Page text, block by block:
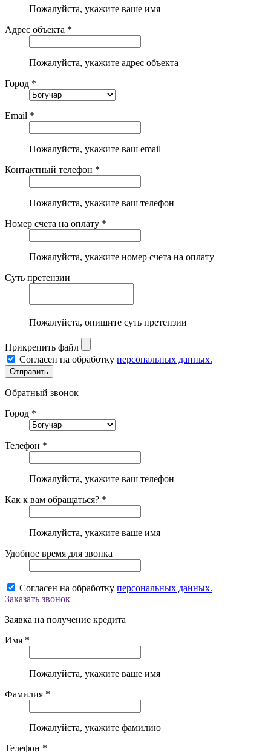
Пожалуйста, укажите ваше имя
Адрес объекта *
Пожалуйста, укажите адрес объекта
Город *
Email *
Пожалуйста, укажите ваш email
Контактный телефон *
Пожалуйста, укажите ваш телефон
Номер счета на оплату *
Пожалуйста, укажите номер счета на оплату
Суть претензии
Пожалуйста, опишите суть претензии
Прикрепить файл
Согласен на обработку персональных данных.
Обратный звонок
Город *
Телефон *
Пожалуйста, укажите ваш телефон
Как к вам обращаться? *
Пожалуйста, укажите ваше имя
Удобное время для звонка
Согласен на обработку персональных данных.
Заказать звонок
Заявка на получение кредита
Имя *
Пожалуйста, укажите ваше имя
Фамилия *
Пожалуйста, укажите фамилию
Телефон *